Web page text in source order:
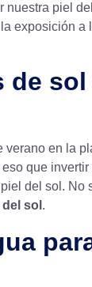
nuestra piel
exposición
de
verano en la
que
del sol.
sol .